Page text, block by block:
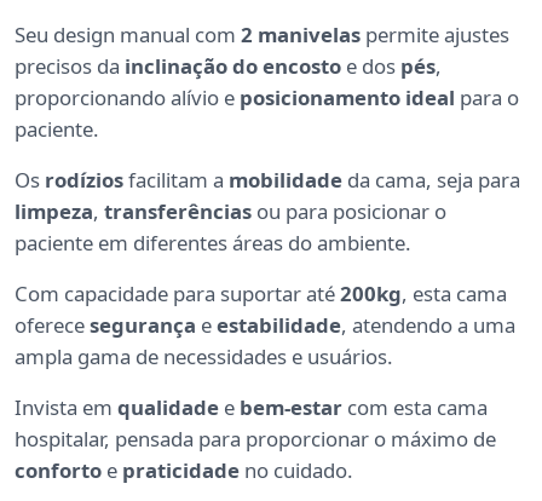
Seu design manual com 2 manivelas permite ajustes
precisos da inclinação do encosto e dos pés,
proporcionando alívio e posicionamento ideal para o
paciente.
Os rodíziosfacilitam a mobilidade da cama, seja para
limpeza, transferências ou para posicionar o
paciente em diferentes áreas do ambiente.
Com capacidade para suportar até200kg, esta cama
oferecesegurança eestabilidade, atendendo a uma
ampla gama de necessidades e usuários.
Invista em qualidade e bem-estar com esta cama
hospitalar, pensada para proporcionar o máximo de
conforto e praticidade no cuidado.